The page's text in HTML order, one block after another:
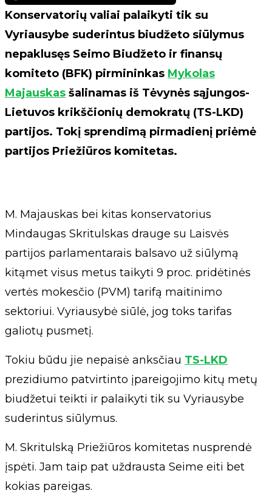
Konservatorių valiai palaikyti tik su
Vyriausybe suderintus biudžeto siūlymus
nepaklusęs Seimo Biudžeto ir finansų
komiteto (BFK) pirmininkas Mykolas
Majauskas šalinamas iš Tėvynės sąjungos-
Lietuvos krikščionių demokratų (TS-LKD)
partijos. Tokį sprendimą pirmadienį priėmė
partijos Priežiūros komitetas.
M. Majauskas bei kitas konservatorius
Mindaugas Skritulskas drauge su Laisvės
partijos parlamentarais balsavo už siūlymą
kitąmet visus metus taikyti 9 proc. pridėtinės
vertės mokesčio (PVM) tarifą maitinimo
sektoriui. Vyriausybė siūlė, jog toks tarifas
galiotų pusmetį.
Tokiu būdu jie nepaisė anksčiau TS-LKD
prezidiumo patvirtinto įpareigojimo kitų metų
biudžetui teikti ir palaikyti tik su Vyriausybe
suderintus siūlymus.
M. Skritulską Priežiūros komitetas nusprendė
įspėti. Jam taip pat uždrausta Seime eiti bet
kokias pareigas.